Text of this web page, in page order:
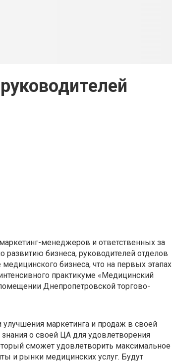
менеджеров и ответственных за
развитию бизнеса, руководителей отделов
бизнеса, что на первых этапах
практикуме «Медицинский
Днепропетровской торгово-
улучшения маркетинга и продаж в своей
о своей ЦА для удовлетворения
сможет удовлетворить максимальное
и рынки медицинских услуг. Будут